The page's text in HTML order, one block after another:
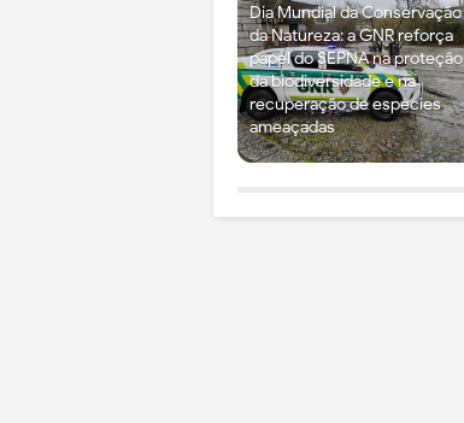
Dia Mundial da Conservação
da Natureza: a GNR reforça
papel do SEPNA na proteção
da biodiversidade e na
recuperação de espécies
ameaçadas